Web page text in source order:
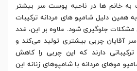
به خانم ‌ها در ناحیه پوست سر بیشتر
همین دلیل شامپو های مردانه ترکیبات
مشکلات جلوگیری شود. علاوه بر این، غدد
آقایان چربی بیشتری تولید می‌کند و
دارند که این چربی را کاهش
موهای مردانه با شامپوهای زنانه این